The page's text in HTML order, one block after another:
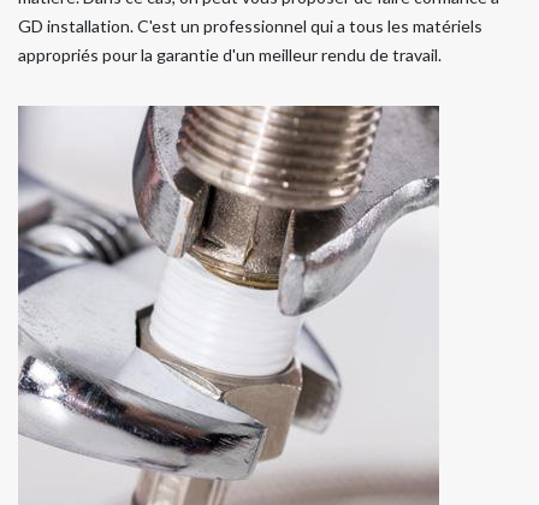
GD installation. C'est un professionnel qui a tous les matériels
appropriés pour la garantie d'un meilleur rendu de travail.